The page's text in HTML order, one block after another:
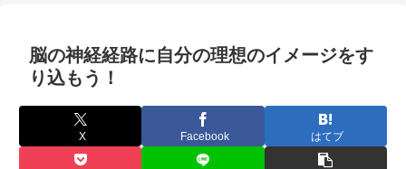
脳の神経経路に自分の理想のイメージをす
り込もう！
X Facebook はてブ